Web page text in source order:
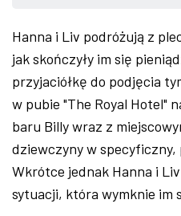
Hanna i Liv podróżują z
jak skończyły im się
przyjaciółkę do podjęcia
w pubie "The Royal Hotel"
baru Billy wraz z
dziewczyny w specyficzny,
Wkrótce jednak Hanna i
sytuacji, która wymknie im